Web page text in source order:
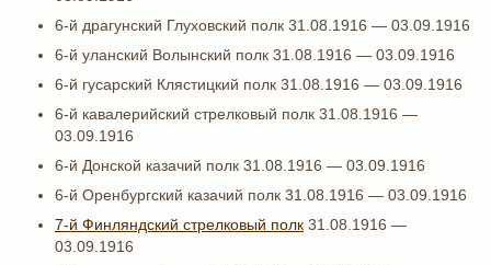
6-й драгунский Глуховский полк 31.08.1916 — 03.09.1916
6-й уланский Волынский полк 31.08.1916 — 03.09.1916
6-й гусарский Клястицкий полк 31.08.1916 — 03.09.1916
6-й кавалерийский стрелковый полк 31.08.1916 —
03.09.1916
6-й Донской казачий полк 31.08.1916 — 03.09.1916
6-й Оренбургский казачий полк 31.08.1916 — 03.09.1916
7-й Финляндский стрелковый полк 31.08.1916 —
03.09.1916